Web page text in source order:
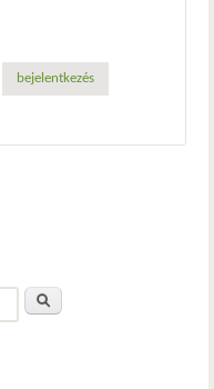
bejelentkezés